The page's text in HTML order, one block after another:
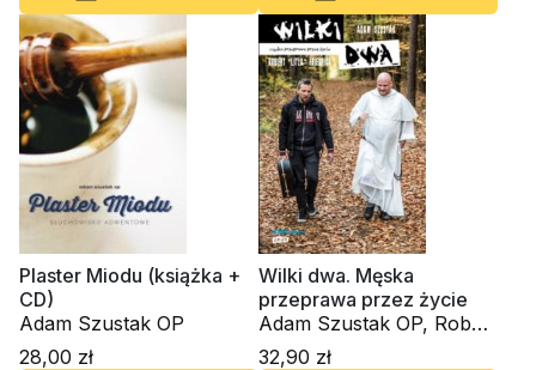
Plaster Miodu (książka +
CD)
Adam Szustak OP
28,00 zł
Wilki dwa. Męska
przeprawa przez życie
Adam Szustak OP, Robert
"Litza" Friedrich
32,90 zł